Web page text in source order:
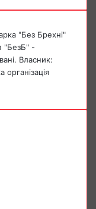
"Без Брехні"
"БезБ" -
Власник:
організація